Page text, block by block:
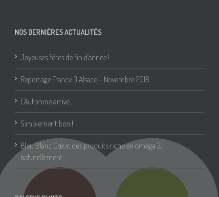
NOS DERNIÈRES ACTUALITÉS
Joyeuses fêtes de fin d’année !
Reportage France 3 Alsace – Novembre 2018
L’Automne arrive..
Simplement bon !
Bleu Blanc Cœur, des produits riche en oméga 3,
naturellement ..